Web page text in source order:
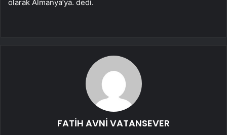
olarak Almanya’ya. dedi.
FATİH AVNİ VATANSEVER